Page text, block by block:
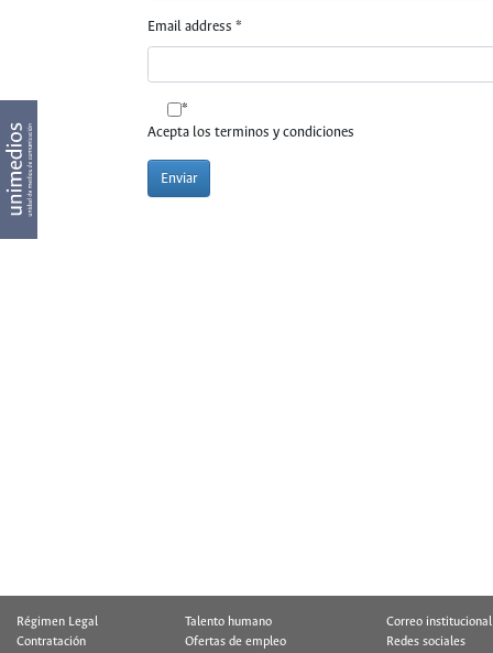
Email address*
*
Acepta los terminos y condiciones
Enviar
Régimen Legal
Talento humano
Contratación
Ofertas de empleo
Correo institucional
Redes sociales